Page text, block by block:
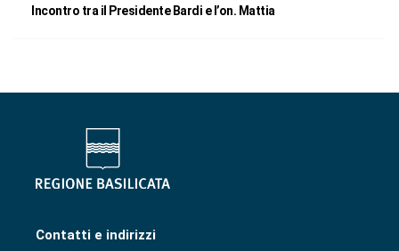
Incontro tra il Presidente Bardi e l’on. Mattia
Contatti e indirizzi